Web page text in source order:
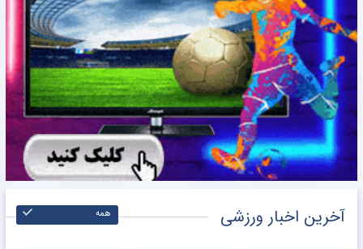
آخرین اخبار ورزشی همه